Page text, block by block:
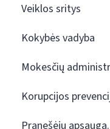
Veiklos sritys
Kokybės vadyba
Mokesčių
Korupcijos
Pranešėjų